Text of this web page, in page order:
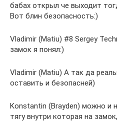
бабах открыл че выходит
Вот блин безопасность:)
Vladimir (Matiu) #8 Sergey
замок я понял:)
Vladimir (Matiu) А так да
оставить и безопасней)
Konstantin (Brayden) можно и
тягу внутри которая на